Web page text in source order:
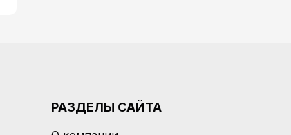
РАЗДЕЛЫ САЙТА